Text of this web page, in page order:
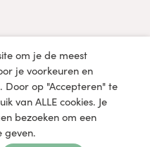
in je huidige dieet en
om je de meest
je voorkeuren en
Door op "Accepteren" te
van ALLE cookies. Je
bezoeken om een
geven.